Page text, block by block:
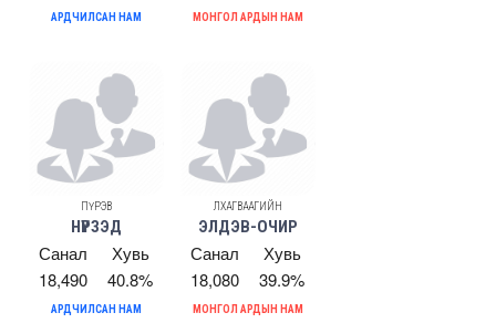
АРДЧИЛСАН НАМ МОНГОЛ АРДЫН НАМ
ПҮРЭВ
НҮРЗЭД
Санал
Хувь
18,490
40.8%
АРДЧИЛСАН НАМ
ЛХАГВААГИЙН
ЭЛДЭВ-ОЧИР
Санал
Хувь
18,080
39.9%
МОНГОЛ АРДЫН НАМ